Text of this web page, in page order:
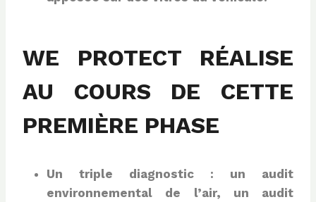
WE PROTECT RÉALISE
AU COURS DE CETTE
PREMIÈRE PHASE
Un triple diagnostic : un audit
environnemental de l’air, un audit